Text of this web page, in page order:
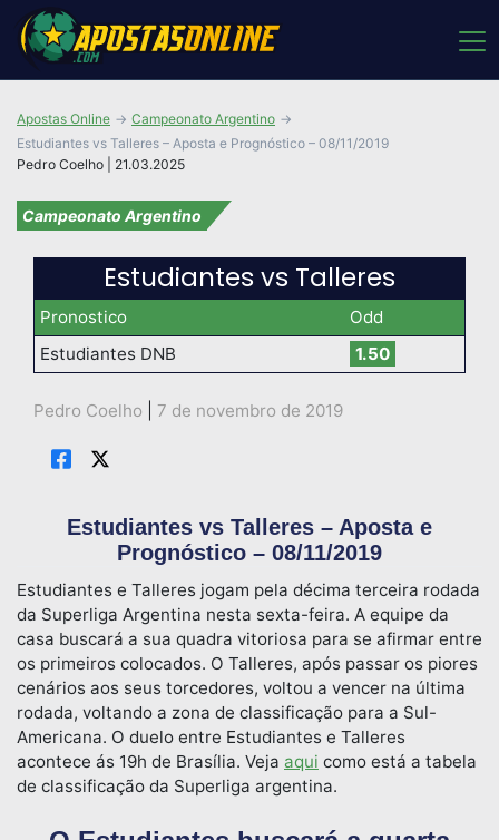
Pedro Coelho | 21.03.2025
Apostas Online
Campeonato Argentino
Estudiantes vs Talleres – Aposta e Prognóstico – 08/11/2019
Campeonato Argentino
Estudiantes vs Talleres
Pronostico
Odd
Estudiantes DNB
1.50
Pedro Coelho 7 de novembro de 2019
Estudiantes vs Talleres – Aposta e
Prognóstico – 08/11/2019
Estudiantes e Talleres jogam pela décima terceira rodada
da Superliga Argentina nesta sexta-feira. A equipe da
casa buscará a sua quadra vitoriosa para se afirmar entre
os primeiros colocados. O Talleres, após passar os piores
cenários aos seus torcedores, voltou a vencer na última
rodada, voltando a zona de classificação para a Sul-
Americana. O duelo entre Estudiantes e Talleres
acontece ás 19h de Brasília. Veja aqui como está a tabela
de classificação da Superliga argentina.